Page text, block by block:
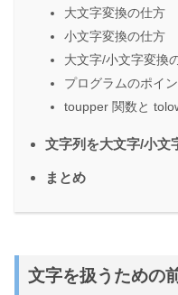
大文字変換の仕方
小文字変換の仕方
大文字/小文字変換
プログラムのポイン
toupper 関数と
文字列を大文字/小文
まとめ
文字を扱うための